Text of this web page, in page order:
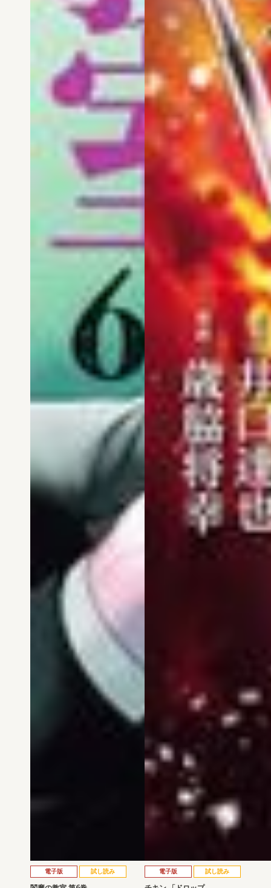
電子版 試し読み 電子版 試し読み